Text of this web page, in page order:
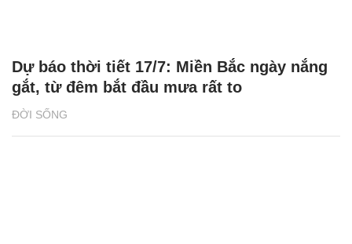
ĐỜI SỐNG
Dự báo thời tiết 17/7: Miền Bắc ngày nắng
gắt, từ đêm bắt đầu mưa rất to